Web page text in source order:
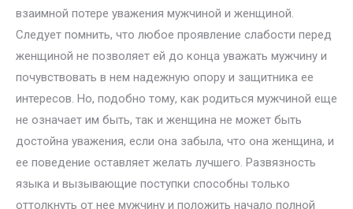
взаимной потере уважения мужчиной и женщиной.
Следует помнить, что любое проявление слабости перед
женщиной не позволяет ей до конца уважать мужчину и
почувствовать в нем надежную опору и защитника ее
интересов. Но, подобно тому, как родиться мужчиной еще
не означает им быть, так и женщина не может быть
достойна уважения, если она забыла, что она женщина, и
ее поведение оставляет желать лучшего. Развязность
языка и вызывающие поступки способны только
оттолкнуть от нее мужчину и положить начало полной